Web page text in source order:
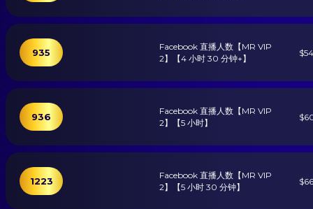
935
Facebook 直播人数【MR VIP
2】【4 小时 30 分钟+】
936
Facebook 直播人数【MR VIP
2】【5 小时】
1223
Facebook 直播人数【MR VIP
2】【5 小时 30 分钟】